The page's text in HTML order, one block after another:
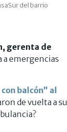
del barrio
gerenta de
a emergencias
balcón” al
de vuelta a su